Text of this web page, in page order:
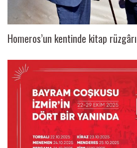
Homeros’un kentinde kitap rüzgârı